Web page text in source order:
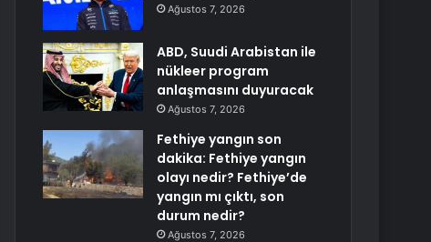
Ağustos 7, 2026
ABD, Suudi Arabistan ile
nükleer program
anlaşmasını duyuracak
Ağustos 7, 2026
Fethiye yangın son
dakika: Fethiye yangın
olayı nedir? Fethiye’de
yangın mı çıktı, son
durum nedir?
Ağustos 7, 2026